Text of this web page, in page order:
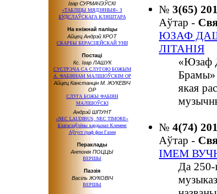
Ігар СУРМАЧЭЎСКІ
«ТАБЛІЦЫ МЯДЗЯНЫЯ» З
БУДСЛАЎСКАГА КЛЯШТАРА
На кніжнай паліцы
Айцец Андрэй КРОТ
СКАРБЫ БЕРАСЦЕЙСКАЙ УНІІ
Постаці
Кс. Ігар ЛАШУК
СУСТРЭЧА СА СЛУГОЮ БОЖЫМ
А. ФАБІЯНАМ МАЛІШОЎСКІМ OP
Айцец Канстанцін М. ЖУКЕВІЧ
OP
СЛУГА БОЖЫ ФАБІЯН
МАЛІШОЎСКІ
Андрэй ШПУНТ
«NEC LAUDIBUS, NEC TIMORE»
Благаслаўлёны кардынал Клеменс
Аўгуст граф фон Гален
Пераклады
Антонія ПОЦЦЫ
ВЕРШЫ
Паэзія
Васіль ЖУКОВІЧ
ВЕРШЫ
№ 3(65)
Аўтар -
ЮЗАФ
ЛІТАНІЯ
«Юзаф
Брамы»
якая
№ 4(74)
Аўтар -
ІМЕМ
Да 250-